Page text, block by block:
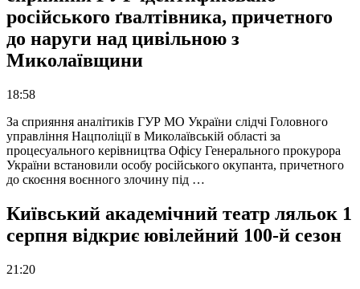
російського ґвалтівника, причетного
до наруги над цивільною з
Миколаївщини
18:58
За сприяння аналітиків ГУР МО України слідчі Головного
управління Нацполіції в Миколаївській області за
процесуального керівництва Офісу Генерального прокурора
України встановили особу російського окупанта, причетного
до скоєння воєнного злочину під …
Київський академічний театр ляльок 1
серпня відкриє ювілейний 100-й сезон
21:20